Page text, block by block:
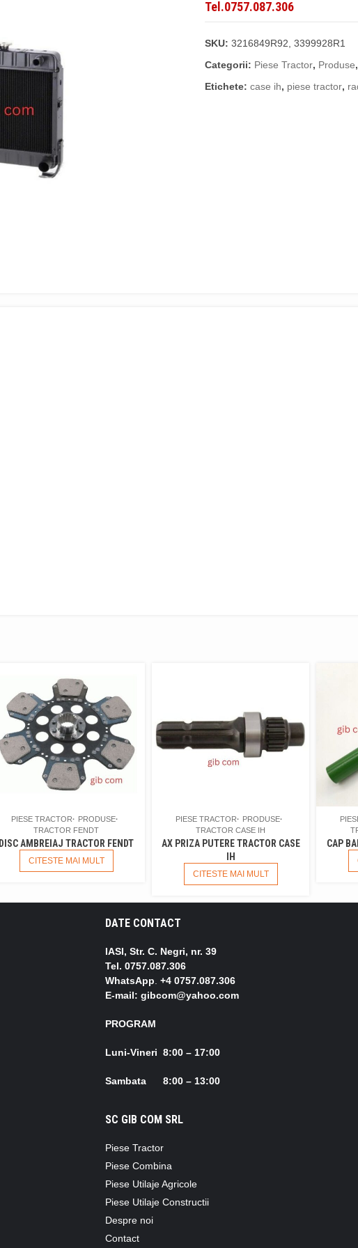
Tel.0757.087.306
SKU:3216849R92, 3399928R1
Categorii: Piese Tractor, Produse
Etichete:case ih, piese tractor,
PIESE TRACTOR
PRODUSE
TRACTOR FENDT
DISC AMBREIAJ TRACTOR FENDT
CITESTE MAI MULT
PIESE TRACTOR
PRODUSE
TRACTOR CASE IH
AX PRIZA PUTERE TRACTOR CASE
IH
CITESTE MAI MULT
CAP
DATE CONTACT
IASI, Str. C. Negri, nr. 39
Tel. 0757.087.306
WhatsApp. +4 0757.087.306
E-mail: gibcom@yahoo.com
PROGRAM
Luni-Vineri 8:00 – 17:00
Sambata 8:00 – 13:00
SC GIB COM SRL
Piese Tractor
Piese Combina
Piese Utilaje Agricole
Piese Utilaje Constructii
Despre noi
Contact